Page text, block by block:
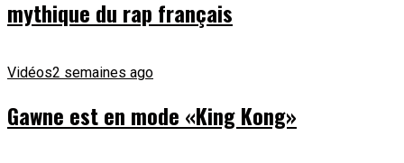
mythique du rap français
Vidéos2 semaines ago
Gawne est en mode «King Kong»